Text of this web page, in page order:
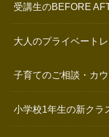
受講生のBEFORE
大人のプライベート
子育てのご相談・カ
小学校1年生の新クラ